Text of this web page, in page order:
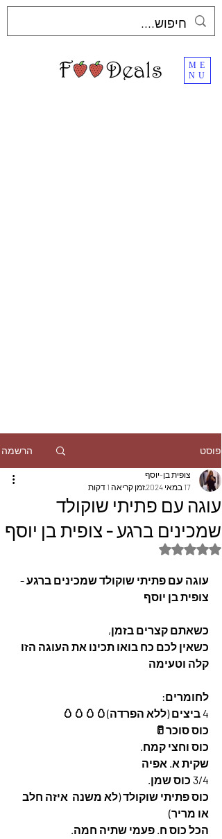
ME
NU
פוסט הרשמה
עוגה עם פתיתי שוקולד
שמכינים ברגע - צופית בן יוסף
צופית בן-יוסף
17 במאי 2024
זמן קריאה 1 דקות
דירוג של NaN מתוך 5 כוכבים
עוגה עם פתיתי שוקולד שמכינים ברגע -
צופית בן יוסף
כשאתם קצרים בזמן,
כשאין לכם כח בואו תכינו את העוגה הזו
קלה וטעימה
לחומרים:
4 ביצים (ללא הפרדה)🥚🥚🥚🥚
כוס סוכר🥛
כוס וחצי קמח.
שקית א. אפיה
3/4 כוס שמן.
כוס פתיתי שוקולד (לא משנה  איזה חלב
או מריר)
הכל כוס ח. פעמי שתיה חמה.